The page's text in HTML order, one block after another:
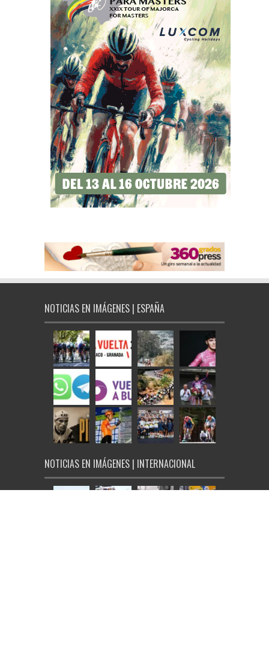
NOTICIAS EN IMÁGENES | ESPAÑA
NOTICIAS EN IMÁGENES | INTERNACIONAL